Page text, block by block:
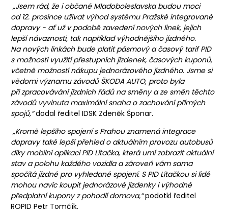
„Jsem rád, že i občané Mladoboleslavska budou moci
od 12. prosince užívat výhod systému Pražské integrované
dopravy - ať už v podobě zavedení nových linek, jejich
lepší návaznosti, tak například výhodnějšího jízdného.
Na nových linkách bude platit pásmový a časový tarif PID
s možností využití přestupních jízdenek, časových kuponů,
včetně možností nákupu jednorázového jízdného. Jsme si
vědomi významu závodů ŠKODA AUTO, proto byla
při zpracovávání jízdních řádů na směny a ze směn těchto
závodů vyvinuta maximální snaha o zachování přímých
spojů,“dodal ředitel IDSK Zdeněk Šponar.
„Kromě lepšího spojení s Prahou znamená integrace
dopravy také lepší přehled o aktuálním provozu autobusů
díky mobilní aplikaci PID Lítačka, která umí zobrazit aktuální
stav a polohu každého vozidla a zároveň vám sama
spočítá jízdné pro vyhledané spojení. S PID Lítačkou si lidé
mohou navíc koupit jednorázové jízdenky i výhodné
předplatní kupony z pohodlí domova,“podotkl ředitel
ROPID Petr Tomčík.